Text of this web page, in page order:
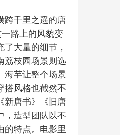
跨千里之遥的唐
路上的风貌变
大量的细节，
荔枝园场景则选
海芋让整个场景
搭风格也截然不
新唐书》《旧唐
，造型团队以不
的特点。电影里